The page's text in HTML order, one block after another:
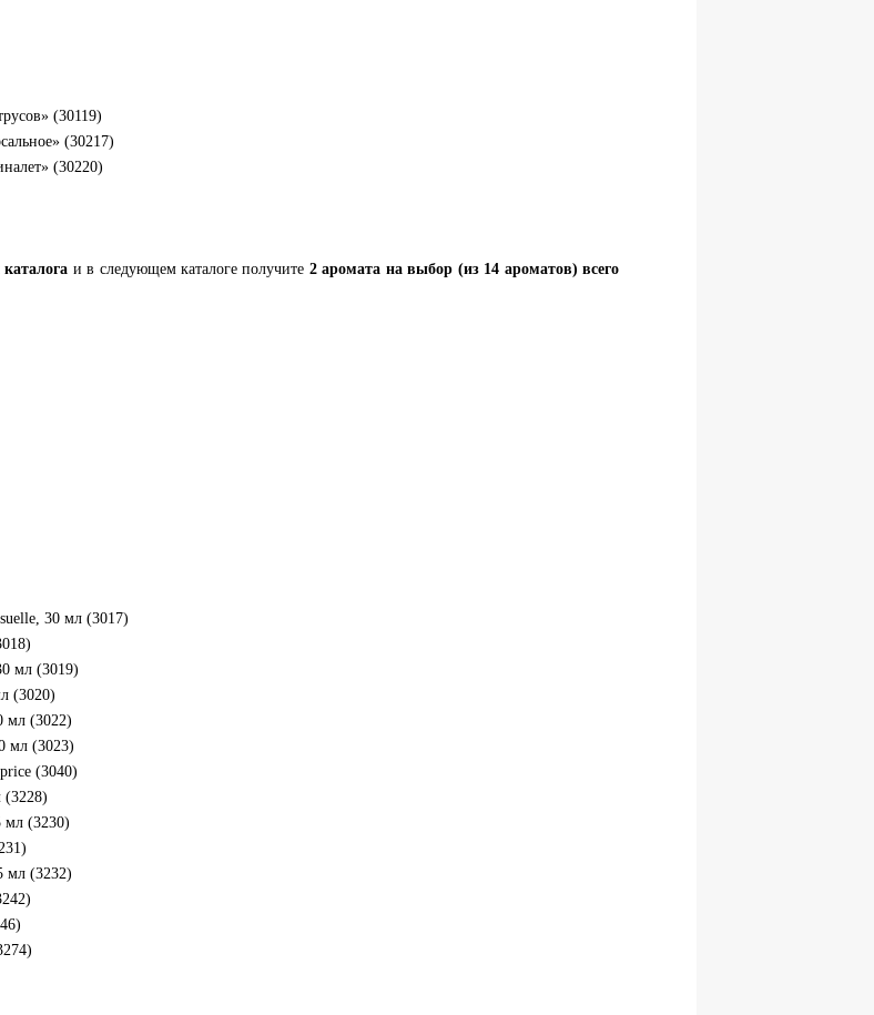
(30119)
(30217)
(30220)
и в следующем каталоге получите 2 аромата на выбор (из 14 ароматов) всего
30 мл (3017)
мл (3019)
(3020)
мл (3022)
мл (3023)
(3040)
(3228)
мл (3230)
мл (3232)